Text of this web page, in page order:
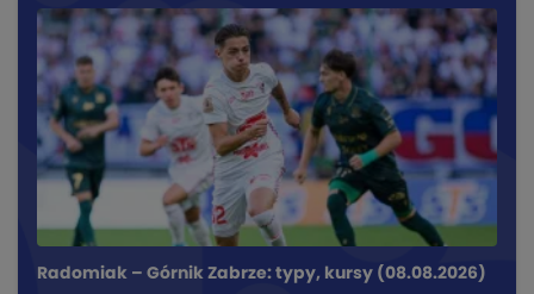
Radomiak – Górnik Zabrze: typy, kursy (08.08.2026)